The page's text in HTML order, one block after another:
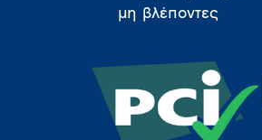
μη βλέποντες